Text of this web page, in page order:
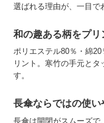
選ばれる理由が、一目で
和の趣ある柄をプリ
ポリエステル80％・綿
リント。寒竹の手元と
す。
長傘ならではの使
長傘は開閉がスムーズで